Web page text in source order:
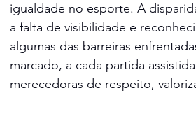
igualdade no esporte. A
a falta de visibilidade e
algumas das barreiras
marcado, a cada partida
merecedoras de respeito,